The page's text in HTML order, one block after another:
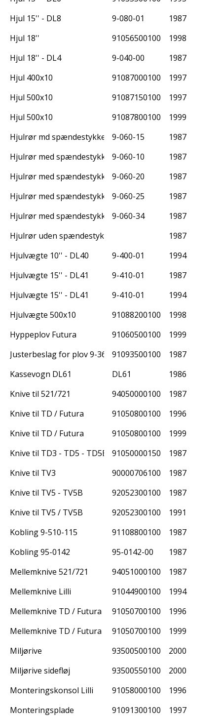
Hjul 15'' - DL8
Hjul 18''
Hjul 18'' - DL4
Hjul 400x10
Hjul 500x10
Hjul 500x10
Hjulrør md spændestykke 150 mm
Hjulrør med spændestykke 100 mm
Hjulrør med spændestykke 200 mm
Hjulrør med spændestykke 250 mm
Hjulrør med spændestykke 340 mm
Hjulrør uden spændestykke
Hjulvægte 10'' - DL40
Hjulvægte 15'' - DL41
Hjulvægte 15'' - DL41
Hjulvægte 500x10
Hyppeplov Futura
Justerbeslag for plov 9-361
Kassevogn DL61
Knive til 521/721
Knive til TD / Futura
Knive til TD / Futura
Knive til TD3 - TD5 - TD5B - TD5BR
Knive til TV3
Knive til TV5 - TV5B
Knive til TV5 / TV5B
Kobling 9-510-115
Kobling 95-0142
Mellemknive 521/721
Mellemknive Lilli
Mellemknive TD / Futura
Mellemknive TD / Futura
Miljørive
Miljørive sidefløj
Monteringskonsol Lilli
Monteringsplade
9-080-01
91056500100
9-040-00
91087000100
91087150100
91087800100
9-060-15
9-060-10
9-060-20
9-060-25
9-060-34
9-400-01
9-410-01
9-410-01
91088200100
91060500100
91093500100
DL61
94050000100
91050800100
91050800100
91050000150
90000706100
92052300100
92052300100
91108800100
95-0142-00
94051000100
91044900100
91050700100
91050700100
93500500100
93500550100
91058000100
91091300100
1987
1998
1987
1997
1997
1999
1987
1987
1987
1987
1987
1987
1994
1987
1994
1998
1999
1987
1986
1987
1996
1999
1987
1987
1987
1991
1987
1987
1987
1994
1996
1999
2000
2000
1996
1997